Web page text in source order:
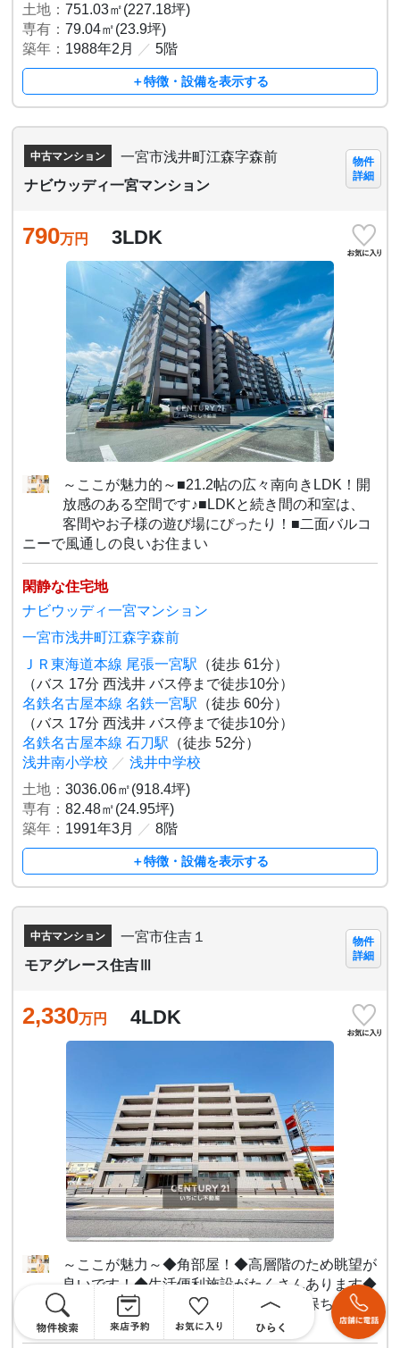
土地：751.03㎡(227.18坪)
専有：79.04㎡(23.9坪)
築年： 1988年2月 ／ 5階
＋特徴・設備を表示する
中古マンション
一宮市浅井町江森字森前
ナビウッディ一宮マンション
物件
詳細
790万円 3LDK
～ここが魅力的～■21.2帖の広々南向きLDK！開
放感のある空間です♪■LDKと続き間の和室は、
客間やお子様の遊び場にぴったり！■二面バルコ
ニーで風通しの良いお住まい
閑静な住宅地
ナビウッディ一宮マンション
一宮市浅井町江森字森前
ＪＲ東海道本線 尾張一宮駅 （徒歩 61分）
（バス 17分 西浅井 バス停まで徒歩10分）
名鉄名古屋本線 名鉄一宮駅 （徒歩 60分）
（バス 17分 西浅井 バス停まで徒歩10分）
名鉄名古屋本線 石刀駅 （徒歩 52分）
浅井南小学校 ／ 浅井中学校
土地：3036.06㎡(918.4坪)
専有：82.48㎡(24.95坪)
築年： 1991年3月 ／ 8階
＋特徴・設備を表示する
中古マンション
一宮市住吉１
モアグレース住吉Ⅲ
物件
詳細
2,330万円 4LDK
～ここが魅力～◆角部屋！◆高層階のため眺望が
良いです！◆生活便利施設がたくさんあります◆
全居室収納があり部屋の中をきれいに保ちます◆
お子様も住みやすい住環境！